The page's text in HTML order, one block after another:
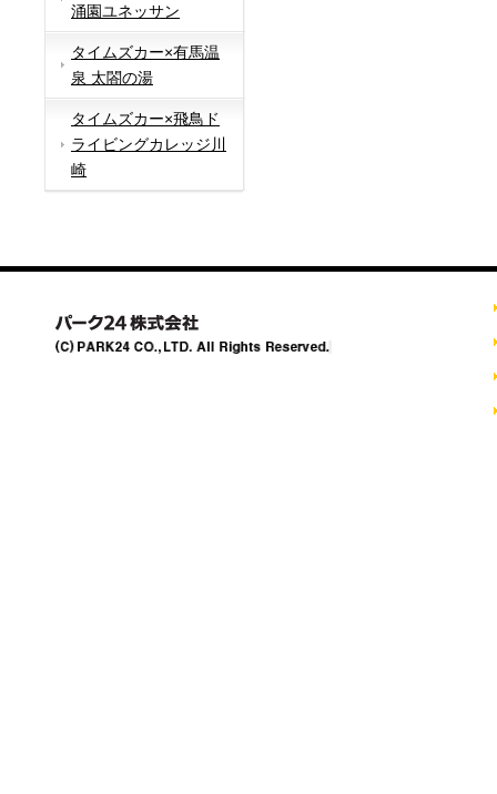
涌園ユネッサン
タイムズカー×有馬温
泉 太閤の湯
タイムズカー×飛鳥ド
ライビングカレッジ川
崎